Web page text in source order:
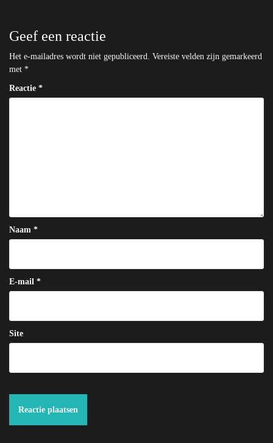
Geef een reactie
Het e-mailadres wordt niet gepubliceerd. Vereiste velden zijn gemarkeerd
met *
Reactie *
Naam *
E-mail *
Site